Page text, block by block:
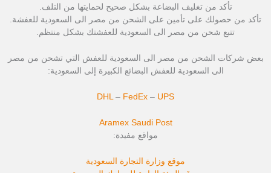
تأكد من تغليف البضاعة بشكل صحيح لحمايتها من التلف.
تأكد من حصولك على تأمين على الشحن من مصر الى السعودية للعفشة.
تتبع شحن من مصر الى السعودية للعفشتك بشكل منتظم.
بعض شركات الشحن من مصر الى السعودية للعفش التي تشحن من مصر
الى السعودية للعفش البضائع الكبيرة إلى السعودية:
DHL – FedEx – UPS
Aramex Saudi Post
مواقع مفيدة:
موقع وزارة التجارة السعودية